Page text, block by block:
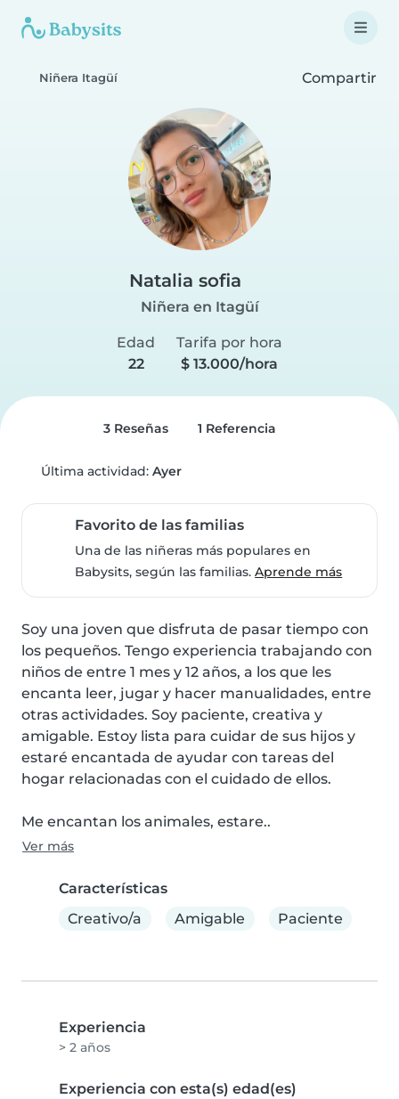
Niñera Itagüí Compartir
Natalia sofia
Niñera en Itagüí
Edad
22
Tarifa por hora
$ 13.000/hora
3 Reseñas 1 Referencia
Última actividad: Ayer
Favorito de las familias
Una de las niñeras más populares en
Babysits, según las familias.Aprende más
Soy una joven que disfruta de pasar tiempo con
los pequeños. Tengo experiencia trabajando con
niños de entre 1 mes y 12 años, a los que les
encanta leer, jugar y hacer manualidades, entre
otras actividades. Soy paciente, creativa y
amigable. Estoy lista para cuidar de sus hijos y
estaré encantada de ayudar con tareas del
hogar relacionadas con el cuidado de ellos.
Me encantan los animales, estare..
Ver más
Características
Creativo/a
Amigable Paciente
Experiencia
> 2 años
Experiencia con esta(s) edad(es)